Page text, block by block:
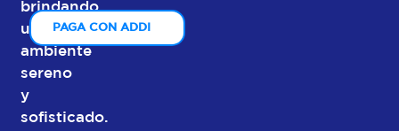
brindando
un
ambiente
sereno
y
sofisticado.
PAGA CON ADDI